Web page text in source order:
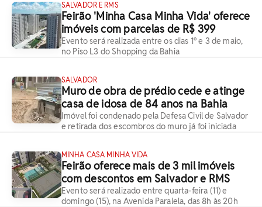
SALVADOR E RMS
Feirão 'Minha Casa Minha Vida' oferece
imóveis com parcelas de R$ 399
Evento será realizada entre os dias 1° e 3 de maio,
no Piso L3 do Shopping da Bahia
SALVADOR
Muro de obra de prédio cede e atinge
casa de idosa de 84 anos na Bahia
Imóvel foi condenado pela Defesa Civil de Salvador
e retirada dos escombros do muro já foi iniciada
MINHA CASA MINHA VIDA
Feirão oferece mais de 3 mil imóveis
com descontos em Salvador e RMS
Evento será realizado entre quarta-feira (11) e
domingo (15), na Avenida Paralela, das 8h às 20h